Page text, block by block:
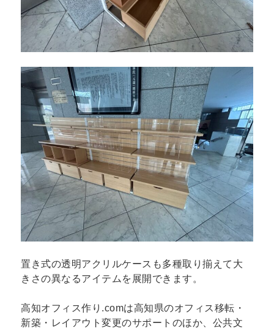
置き式の透明アクリルケースも多種取り揃えて大
きさの異なるアイテムを展開できます。
高知オフィス作り.comは高知県のオフィス移転・
新築・レイアウト変更のサポートのほか、公共文